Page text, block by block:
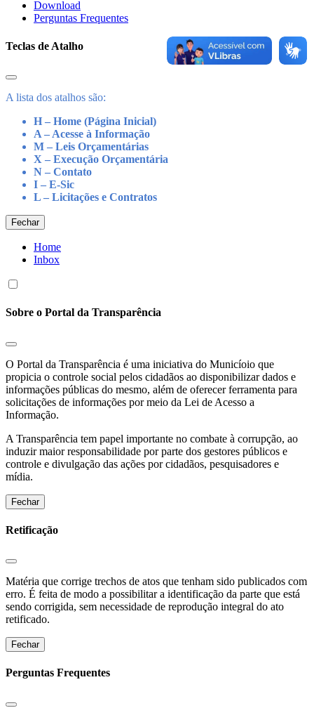
Download
Perguntas Frequentes
Teclas de Atalho
A lista dos atalhos são:
H – Home (Página Inicial)
A – Acesse à Informação
M – Leis Orçamentárias
X – Execução Orçamentária
N – Contato
I – E-Sic
L – Licitações e Contratos
Fechar
Home
Inbox
Sobre o Portal da Transparência
O Portal da Transparência é uma iniciativa do Municíoio que
propicia o controle social pelos cidadãos ao disponibilizar dados e
informações públicas do mesmo, além de oferecer ferramenta para
solicitações de informações por meio da Lei de Acesso a
Informação.
A Transparência tem papel importante no combate à corrupção, ao
induzir maior responsabilidade por parte dos gestores públicos e
controle e divulgação das ações por cidadãos, pesquisadores e
mídia.
Fechar
Retificação
Matéria que corrige trechos de atos que tenham sido publicados com
erro. É feita de modo a possibilitar a identificação da parte que está
sendo corrigida, sem necessidade de reprodução integral do ato
retificado.
Fechar
Perguntas Frequentes